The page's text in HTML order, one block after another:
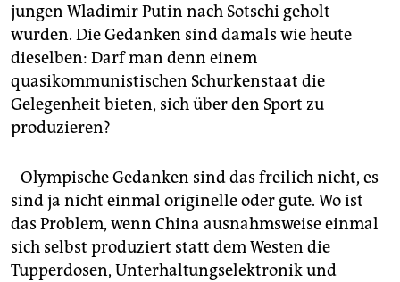
jungen Wladimir Putin nach Sotschi geholt
wurden. Die Gedanken sind damals wie heute
dieselben: Darf man denn einem
quasikommunistischen Schurkenstaat die
Gelegenheit bieten, sich über den Sport zu
produzieren?
Olympische Gedanken sind das freilich nicht, es
sind ja nicht einmal originelle oder gute. Wo ist
das Problem, wenn China ausnahmsweise einmal
sich selbst produziert statt dem Westen die
Tupperdosen, Unterhaltungselektronik und